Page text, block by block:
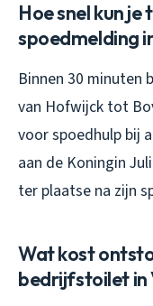
Hoe snel kun
spoedmelding
Binnen 30 minuten
van Hofwijck tot
voor spoedhulp bij
aan de Koningin
ter plaatse na zijn
Wat kost
bedrijfstoilet in